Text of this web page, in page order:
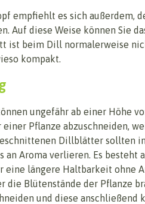
empfiehlt es sich außerdem,
Auf diese Weise können Sie
ist beim Dill normalerweise
kompakt.
ungefähr ab einer Höhe
Pflanze abzuschneiden,
Dillblätter sollten
an Aroma verlieren. Es
längere Haltbarkeit ohne
die Blütenstände der Pflanze
und diese